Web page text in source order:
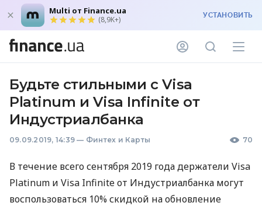
Multi от Finance.ua
(8,9K+) УСТАНОВИТЬ
Будьте стильными с Visa
Platinum и Visa Infinite от
Индустриалбанка
09.09.2019, 14:39 — Финтех и Карты 70
В течение всего сентября 2019 года держатели Visa
Platinum и Visa Infinite от Индустриалбанка могут
воспользоваться 10% скидкой на обновление